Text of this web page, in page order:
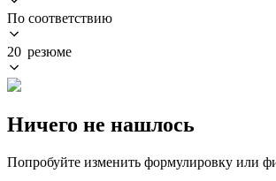
По соответствию
20 резюме
Ничего не нашлось
Попробуйте изменить формулировку или